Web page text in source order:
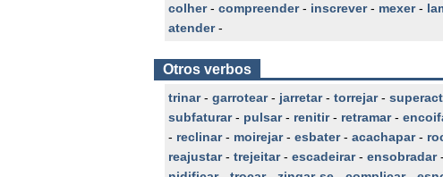
colher- compreender- inscrever- mexer-
atender-
Otros verbos
trinar- garrotear- jarretar- torrejar-
subfaturar- pulsar- renitir- retramar-
- reclinar- moirejar- esbater- acachapar-
reajustar- trejeitar- escadeirar- ensobradar-